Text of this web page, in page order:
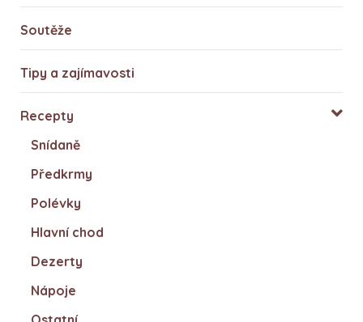
Soutěže
Tipy a zajímavosti
Recepty
Snídaně
Předkrmy
Polévky
Hlavní chod
Dezerty
Nápoje